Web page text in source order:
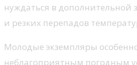
нуждаться в дополнительной
и резких перепадов
Молодые экземпляры
неблагоприятным погодным